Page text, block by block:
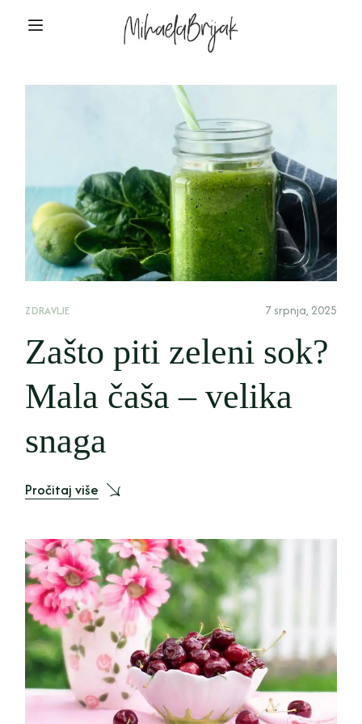
ZDRAVLJE 7 srpnja, 2025
Zašto piti zeleni sok?
Mala čaša – velika
snaga
Pročitaj više